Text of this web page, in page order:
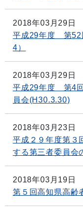
2018年03月29日
平成29年度 第52
4）
2018年03月29日
平成29年度 第4
員会(H30.3.30)
2018年03月23日
平成２９年度第３
する第三者委員会
2018年03月19日
第５回高知県高齢